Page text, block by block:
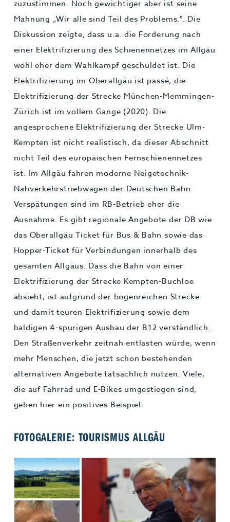
zuzustimmen. Noch gewichtiger aber ist seine
Mahnung „Wir alle sind Teil des Problems.". Die
Diskussion zeigte, dass u.a. die Forderung nach
einer Elektrifizierung des Schienennetzes im Allgäu
wohl eher dem Wahlkampf geschuldet ist. Die
Elektrifizierung im Oberallgäu ist passé, die
Elektrifizierung der Strecke München-Memmingen-
Zürich ist im vollem Gange (2020). Die
angesprochene Elektrifizierung der Strecke Ulm-
Kempten ist nicht realistisch, da dieser Abschnitt
nicht Teil des europäischen Fernschienennetzes
ist. Im Allgäu fahren moderne Neigetechnik-
Nahverkehrstriebwagen der Deutschen Bahn.
Verspätungen sind im RB-Betrieb eher die
Ausnahme. Es gibt regionale Angebote der DB wie
das Oberallgäu Ticket für Bus & Bahn sowie das
Hopper-Ticket für Verbindungen innerhalb des
gesamten Allgäus. Dass die Bahn von einer
Elektrifizierung der Strecke Kempten-Buchloe
absieht, ist aufgrund der bogenreichen Strecke
und damit teuren Elektrifizierung sowie dem
baldigen 4-spurigen Ausbau der B12 verständlich.
Den Straßenverkehr zeitnah entlasten würde, wenn
mehr Menschen, die jetzt schon bestehenden
alternativen Angebote tatsächlich nutzen. Viele,
die auf Fahrrad und E-Bikes umgestiegen sind,
geben hier ein positives Beispiel.
FOTOGALERIE: TOURISMUS ALLGÄU